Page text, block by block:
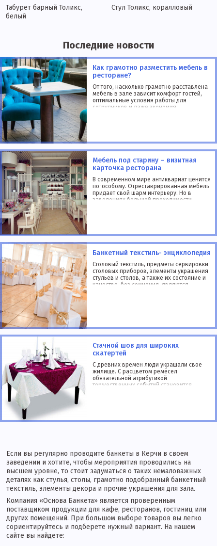
Табурет барный Толикс,
белый
Стул Толикс, коралловый
Последние новости
Как грамотно разместить мебель в
ресторане?
От того, насколько грамотно расставлена
мебель в зале зависит комфорт гостей,
оптимальные условия работы для
сотрудников и даже экономия
Мебель под старину – визитная
карточка ресторана
В современном мире антиквариат ценится
по-особому. Отреставрированная мебель
придает свой шарм интерьеру. Но в
заведениях большой проходимости
Банкетный текстиль- энциклопедия
Столовый текстиль, предметы сервировки
столовых приборов, элементы украшения
стульев и столов, а также их состояние и
качество, без сомнения, являются
Стачной шов для широких
скатертей
С древних времён люди украшали своё
жилище. С расцветом ремёсел
обязательной атрибутикой
торжественных событий становится
символизировал до
Если вы регулярно проводите банкеты в Керчи в своем
заведении и хотите, чтобы мероприятия проводились на
высшем уровне, то стоит задуматься о таких немаловажных
деталях как стулья, столы, грамотно подобранный банкетный
текстиль, элементы декора и прочие украшения для зала.
Компания «Основа Банкета» является проверенным
поставщиком продукции для кафе, ресторанов, гостиниц или
других помещений. При большом выборе товаров вы легко
сориентируйтесь и подберете нужный вариант. На нашем
сайте вы найдете: